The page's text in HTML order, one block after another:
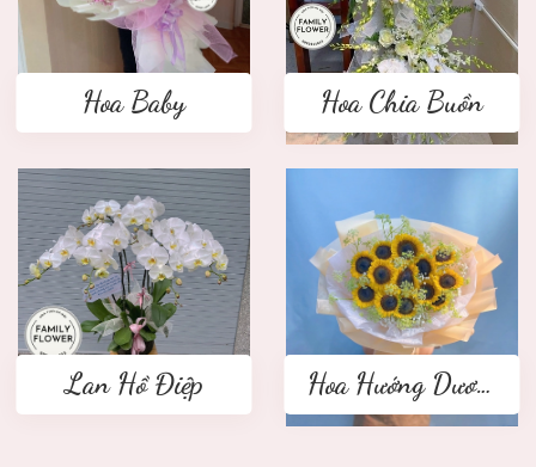
Hoa Baby Hoa Chia Buồn
Lan Hồ Điệp Hoa Hướng Dương